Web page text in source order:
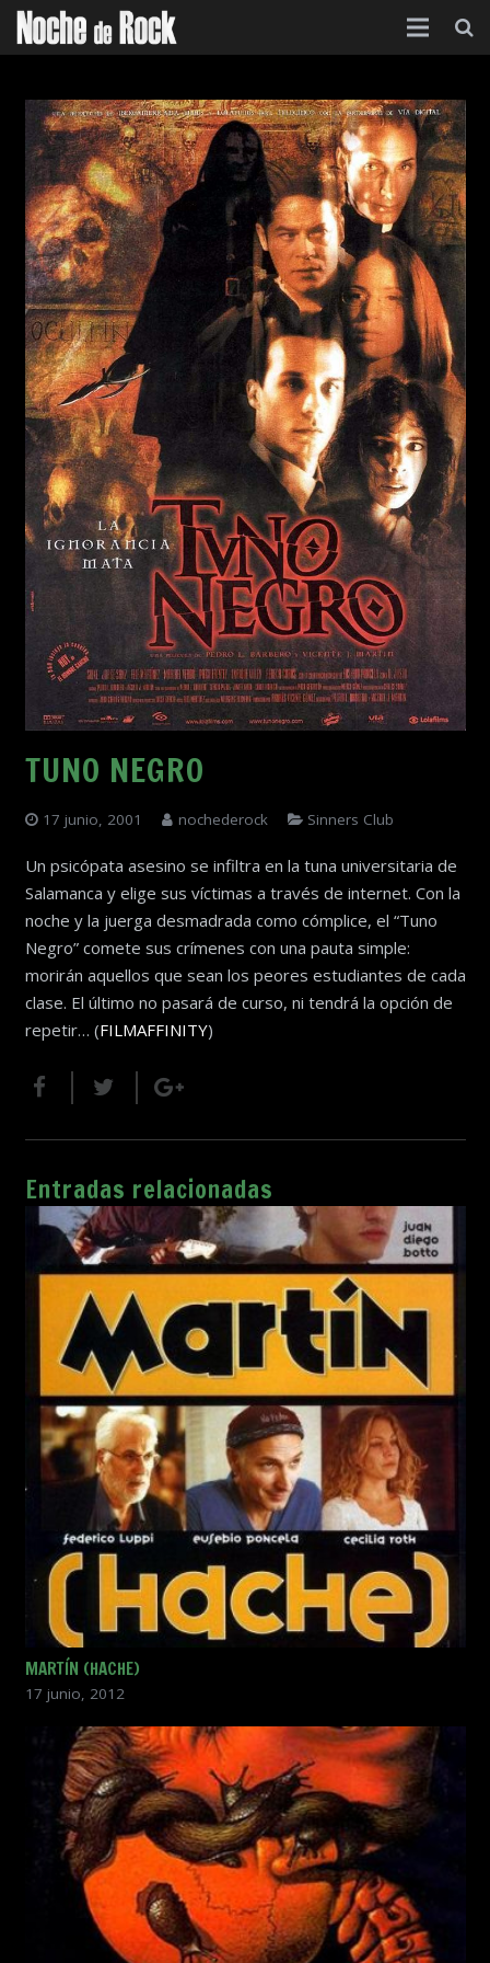
Categorías
Agenda
Foro
Contacto
Acerca de
TUNO NEGRO
17 junio, 2001 nochederock Sinners Club
Un psicópata asesino se infiltra en la tuna universitaria de
Salamanca y elige sus víctimas a través de internet. Con la
noche y la juerga desmadrada como cómplice, el “Tuno
Negro” comete sus crímenes con una pauta simple:
morirán aquellos que sean los peores estudiantes de cada
clase. El último no pasará de curso, ni tendrá la opción de
repetir… (FILMAFFINITY)
Entradas relacionadas
MARTÍN (HACHE)
17 junio, 2012